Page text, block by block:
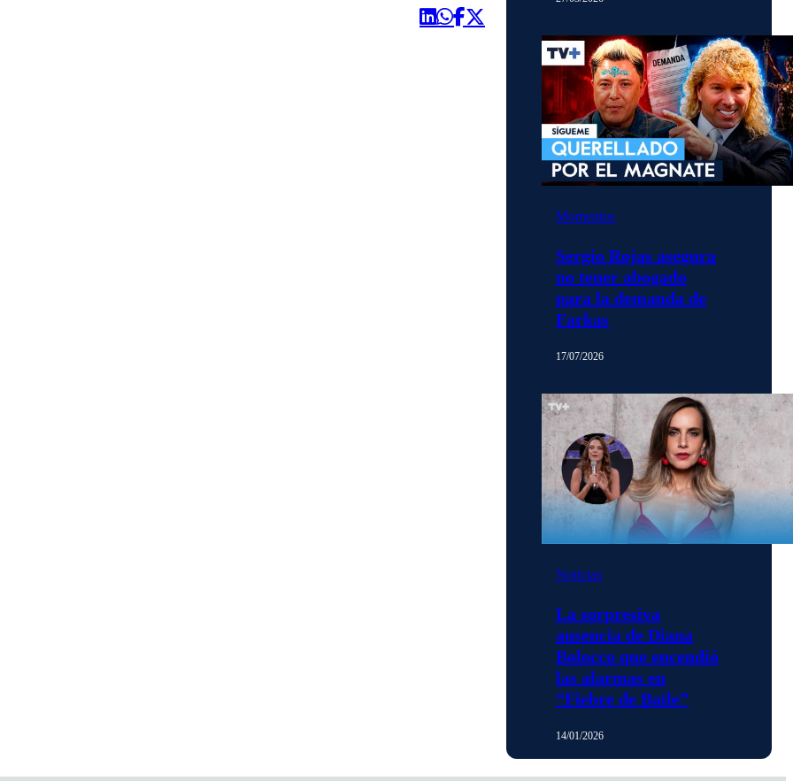
Momentos
Sergio Rojas asegura
no tener abogado
para la demanda de
Farkas
17/07/2026
Noticias
La sorpresiva
ausencia de Diana
Bolocco que encendió
las alarmas en
“Fiebre de Baile”
14/01/2026